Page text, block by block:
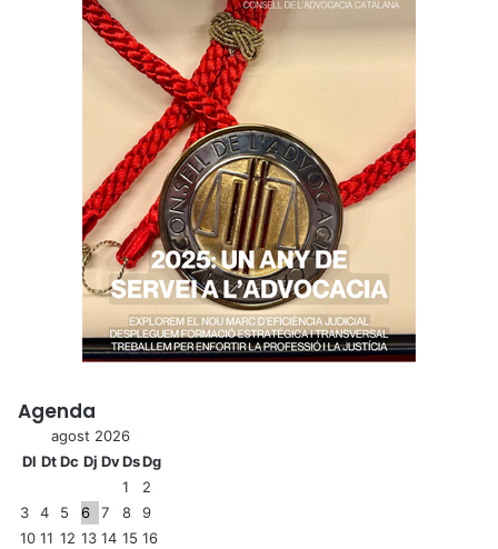
Agenda
agost 2026
Dl DtDc Dj DvDsDg
1
2
3
4 5 6 7 8
9
10 11 12 13 14 15 16